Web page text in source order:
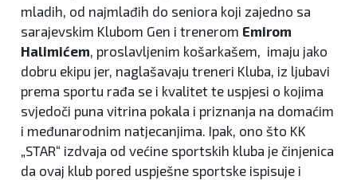
mladih, od najmlađih do seniora koji zajedno sa
sarajevskim Klubom Gen i trenerom Emirom
Halimićem, proslavljenim košarkašem, imaju jako
dobru ekipu jer, naglašavaju treneri Kluba, iz ljubavi
prema sportu rađa se i kvalitet te uspjesi o kojima
svjedoči puna vitrina pokala i priznanja na domaćim
i međunarodnim natjecanjima. Ipak, ono što KK
„STAR“ izdvaja od većine sportskih kluba je činjenica
da ovaj klub pored uspješne sportske ispisuje i